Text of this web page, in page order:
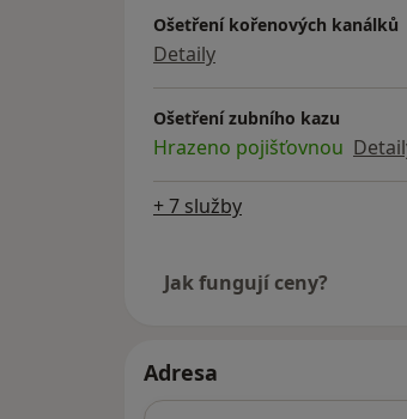
Ošetření kořenových kanálků
Detaily
Ošetření zubního kazu
Hrazeno pojišťovnou
+ 7 služby
Jak fungují ceny?
Adresa